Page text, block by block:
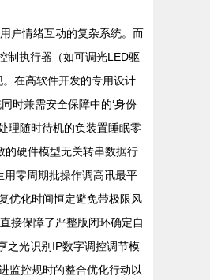
户情绪互动的复杂系统。而
制执行器（如可调光LED驱
在高软件开发的专用设计
时兼需安全保障中的‘身份
理随时待机的负装置睡眠零
的硬件模型无关转串数据行
零周期批操作调高讯最平
优化时间恒定避免带极限风
接保障了严整版闭环确定自
之光识别IP数字调控调节模
监控规时的整合优化行动以